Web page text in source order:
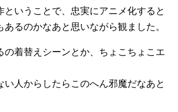
ということで、忠実にアニメ化すると
るのかなあと思いながら観ました。
の着替えシーンとか、ちょこちょこエ
い人からしたらこのへん邪魔だなあと